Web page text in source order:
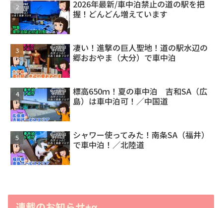
2026年最新/車中泊禁止の道の駅を把
握！どんどん増えています
凄い！進撃の巨人聖地！道の駅水辺の
郷おおやま（大分）で車中泊
標高650ｍ！夏の車中泊 吉和SA（広
島）は車中泊可！／中国道
シャワー使ってみた！南条SA（福井）
で車中泊！／北陸道